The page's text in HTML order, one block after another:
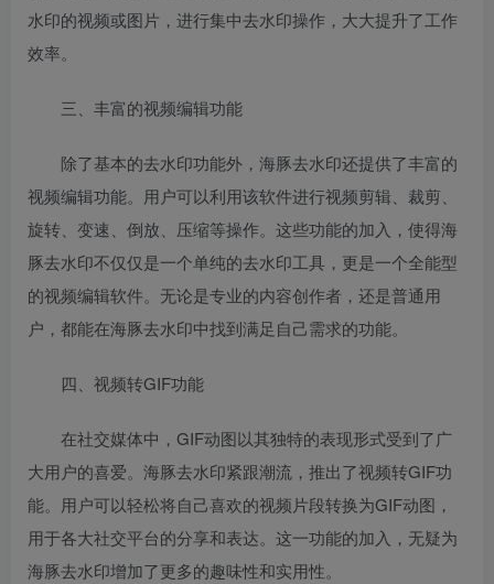
水印的视频或图片，进行集中去水印操作，大大提升了工作
效率。
三、丰富的视频编辑功能
除了基本的去水印功能外，海豚去水印还提供了丰富的
视频编辑功能。用户可以利用该软件进行视频剪辑、裁剪、
旋转、变速、倒放、压缩等操作。这些功能的加入，使得海
豚去水印不仅仅是一个单纯的去水印工具，更是一个全能型
的视频编辑软件。无论是专业的内容创作者，还是普通用
户，都能在海豚去水印中找到满足自己需求的功能。
四、视频转GIF功能
在社交媒体中，GIF动图以其独特的表现形式受到了广
大用户的喜爱。海豚去水印紧跟潮流，推出了视频转GIF功
能。用户可以轻松将自己喜欢的视频片段转换为GIF动图，
用于各大社交平台的分享和表达。这一功能的加入，无疑为
海豚去水印增加了更多的趣味性和实用性。